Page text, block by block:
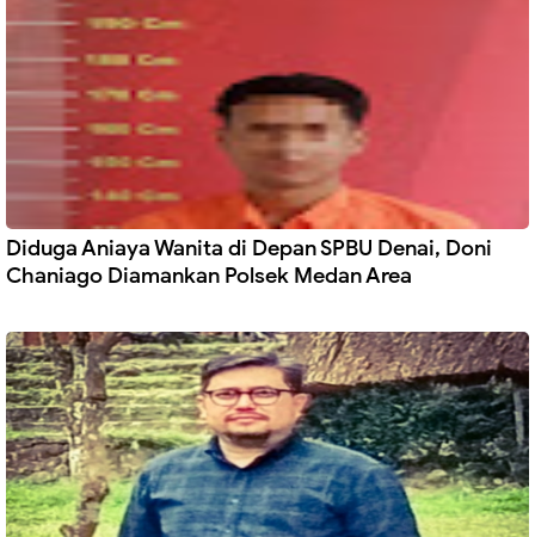
Diduga Aniaya Wanita di Depan SPBU Denai, Doni
Chaniago Diamankan Polsek Medan Area